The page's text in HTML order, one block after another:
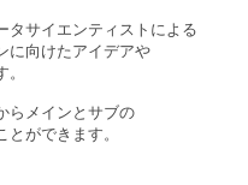
タサイエンティストによる
に向けたアイデアや
らメインとサブの
ができます。